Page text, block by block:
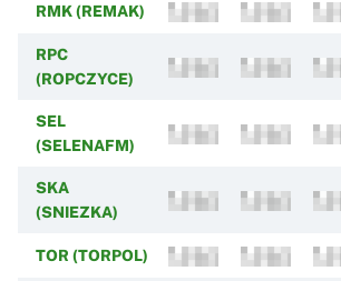
RMK (REMAK)
RPC
(ROPCZYCE)
SEL
(SELENAFM)
SKA
(SNIEZKA)
TOR (TORPOL)